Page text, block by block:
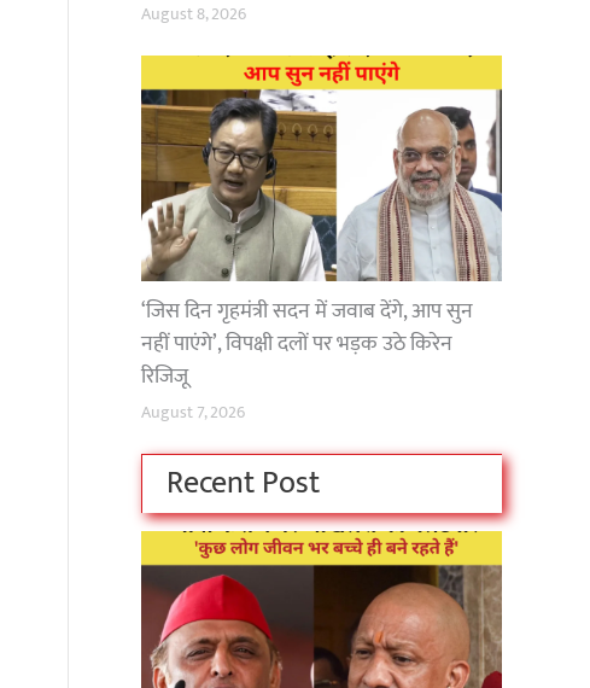
August 8, 2026
‘जिस दिन गृहमंत्री सदन में जवाब देंगे, आप सुन
नहीं पाएंगे’, विपक्षी दलों पर भड़क उठे किरेन
रिजिजू
August 7, 2026
Recent Post